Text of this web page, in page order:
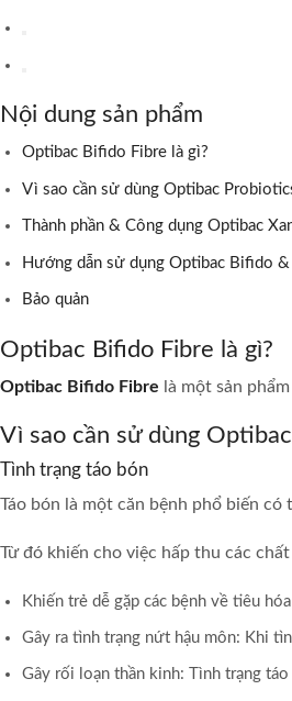
Nội dung sản phẩm
Optibac Bifido Fibre là gì?
Vì sao cần sử dùng Optibac
Thành phần & Công dụng Optibac
Hướng dẫn sử dụng Optibac Bifido &
Bảo quản
Optibac Bifido Fibre là gì?
Optibac Bifido Fibre là một sản
Vì sao cần sử dùng
Tình trạng táo bón
Táo bón là một căn bệnh phổ biến
Từ đó khiến cho việc hấp thu các
Khiến trẻ dễ gặp các bệnh về tiêu
Gây ra tình trạng nứt hậu môn: Khi
Gây rối loạn thần kinh: Tình trạng